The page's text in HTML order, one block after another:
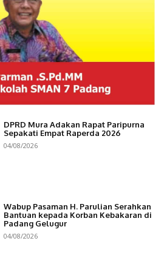
DPRD Mura Adakan Rapat Paripurna
Sepakati Empat Raperda 2026
04/08/2026
Wabup Pasaman H. Parulian Serahkan
Bantuan kepada Korban Kebakaran di
Padang Gelugur
04/08/2026